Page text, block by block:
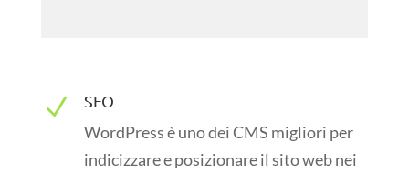
N SEO
WordPress è uno dei CMS migliori per
indicizzare e posizionare il sito web nei